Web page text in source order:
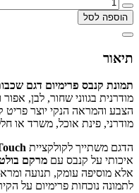
הוספה לסל
תיאור
תמונת קנבס פרימיום דגם
מודרנית בגווני שחור, לבן,
הצבע והמראה הנקי יוצר פריט
מודרני, פינת אוכל, משרד או
הדגם משתייך לקולקציית
איכותי על קנבס עם מרקם בולט
אלא מוסיפה עומק, תנועה
לתמונה נוכחות פרימיום על